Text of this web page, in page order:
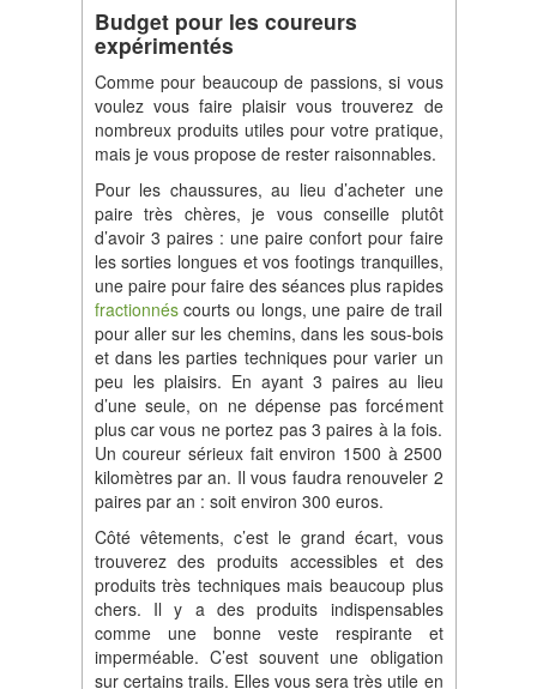
Budget pour les coureurs
expérimentés
Comme pour beaucoup de passions, si vous
voulez vous faire plaisir vous trouverez de
nombreux produits utiles pour votre pratique,
mais je vous propose de rester raisonnables.
Pour les chaussures, au lieu d’acheter une
paire très chères, je vous conseille plutôt
d’avoir 3 paires : une paire confort pour faire
les sorties longues et vos footings tranquilles,
une paire pour faire des séances plus rapides
fractionnéscourts ou longs, une paire de trail
pour aller sur les chemins, dans les sous-bois
et dans les parties techniques pour varier un
peu les plaisirs. En ayant 3 paires au lieu
d’une seule, on ne dépense pas forcément
plus car vous ne portez pas 3 paires à la fois.
Un coureur sérieux fait environ 1500 à 2500
kilomètres par an. Il vous faudra renouveler 2
paires par an : soit environ 300 euros.
Côté vêtements, c’est le grand écart, vous
trouverez des produits accessibles et des
produits très techniques mais beaucoup plus
chers. Il y a des produits indispensables
comme une bonne veste respirante et
imperméable. C’est souvent une obligation
sur certains trails. Elles vous sera très utile en